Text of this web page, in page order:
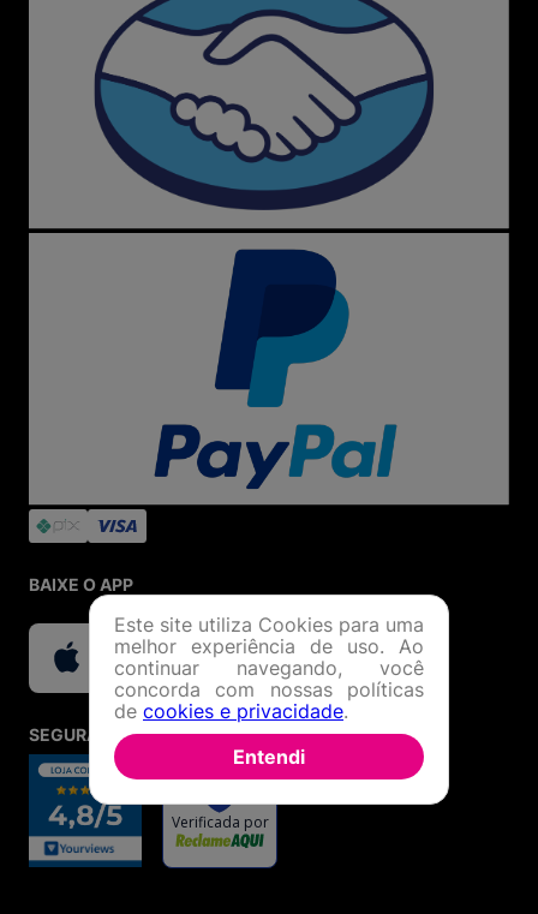
BAIXE O APP
SEGURANÇA E CREDIBILIDADE
Este site utiliza Cookies para uma
melhor experiência de uso. Ao
continuar navegando, você
concorda com nossas políticas
de cookies e privacidade.
Entendi